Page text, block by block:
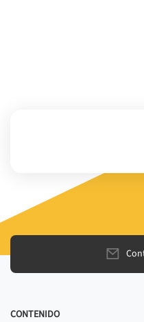
CONTENIDO